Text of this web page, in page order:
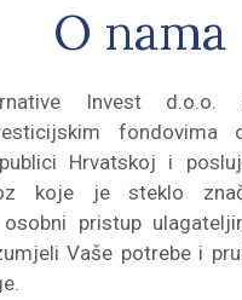
O nama
Invest d.o.o.
fondovima
Hrvatskoj i
koje je steklo
osobni pristup
Vaše potrebe i